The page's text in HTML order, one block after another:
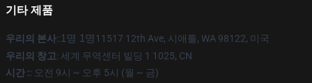
기타 제품
우리의 본사::1명 1명11517 12th Ave, 시애틀, WA 98122, 미국
우리의 창고: 세계 무역센터 빌딩 1 1025, CN
시간 :: 오전 9시 ~ 오후 5시 (월 ~ 금)